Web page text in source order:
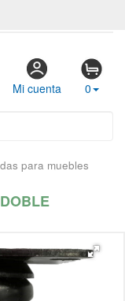
Mi cuenta 0
para muebles